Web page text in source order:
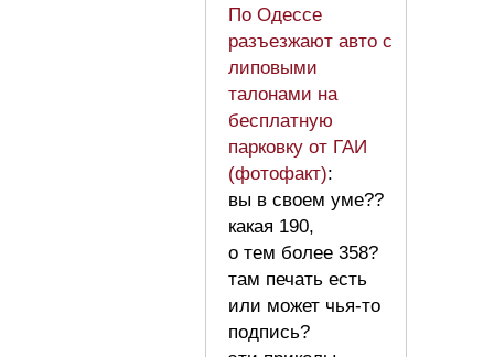
По Одессе
разъезжают авто с
липовыми
талонами на
бесплатную
парковку от ГАИ
(фотофакт):
вы в своем уме??
какая 190,
о тем более 358?
там печать есть
или может чья-то
подпись?